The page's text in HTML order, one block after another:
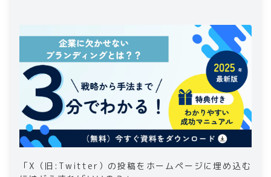
. コードの貼り付け方
4. WordPressで X（旧:Twitter）のタイム
ラインを埋め込む方法
4-1.
プラグインの利用
4-2
ウィジェットの追加方法
5 . ホームページの X（旧:Twitter）埋め込み
でよくある問題と対処法
5-2
表示スピードの改善方法
「X（旧:Twitter）の投稿をホームページに埋め込む